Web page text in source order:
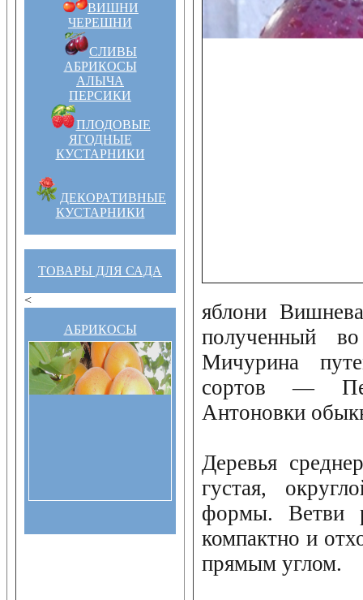
ВИШНИ
ЧЕРЕШНИ
СЛИВЫ
АБРИКОСЫ
АЛЫЧА
ПЕРСИКИ
ПЛОДОВЫЕ
ЯГОДНЫЕ
КУСТАРНИКИ
ДЕКОРАТИВНЫЕ
КУСТАРНИКИ
ТОВАРЫ ДЛЯ САДА
<
АБРИКОСЫ
яблони
Мичурина
сортов —
Антоновки
Деревья
густая,
формы. Ветви
компактно и
прямым углом.